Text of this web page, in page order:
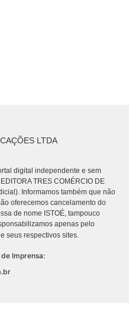
LTDA
digital independente e sem
TRES COMÉRCIO DE
Informamos também que não
oferecemos cancelamento do
de nome ISTOÉ, tampouco
apenas pelo
e seus respectivos sites.
Imprensa: